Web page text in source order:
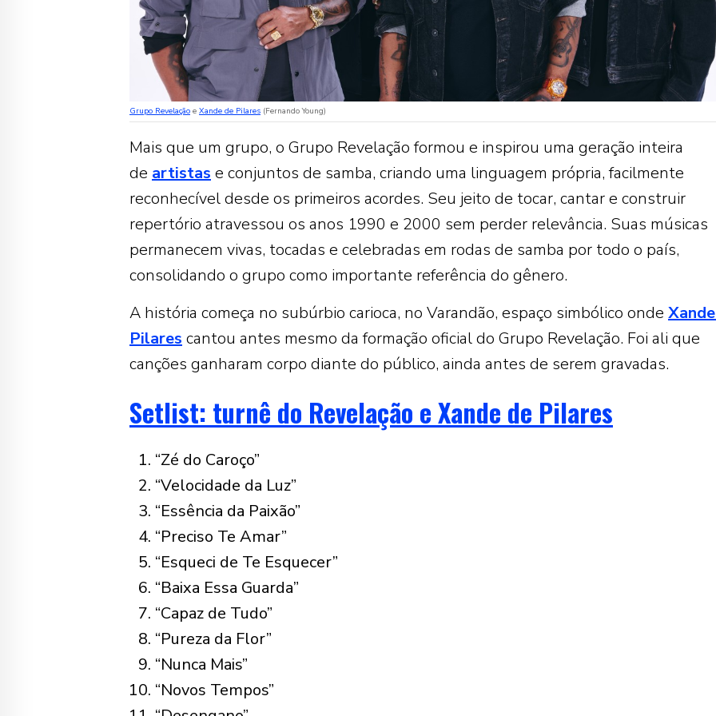
Grupo Revelação e Xande de Pilares (Fernando Young)
Mais que um grupo, o Grupo Revelação formou e inspirou uma geração inteira
de artistas e conjuntos de samba, criando uma linguagem própria, facilmente
reconhecível desde os primeiros acordes. Seu jeito de tocar, cantar e construir
repertório atravessou os anos 1990 e 2000 sem perder relevância. Suas músicas
permanecem vivas, tocadas e celebradas em rodas de samba por todo o país,
consolidando o grupo como importante referência do gênero.
A história começa no subúrbio carioca, no Varandão, espaço simbólico onde
Pilares cantou antes mesmo da formação oficial do Grupo Revelação. Foi ali que
canções ganharam corpo diante do público, ainda antes de serem gravadas.
Setlist: turnê do Revelação e Xande de Pilares
“Zé do Caroço”
“Velocidade da Luz”
“Essência da Paixão”
“Preciso Te Amar”
“Esqueci de Te Esquecer”
“Baixa Essa Guarda”
“Capaz de Tudo”
“Pureza da Flor”
“Nunca Mais”
“Novos Tempos”